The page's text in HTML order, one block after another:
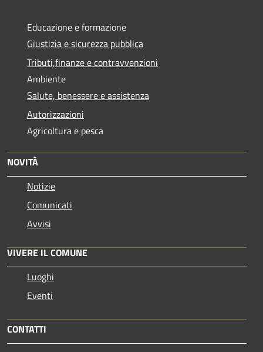
Educazione e formazione
Giustizia e sicurezza pubblica
Tributi,finanze e contravvenzioni
Ambiente
Salute, benessere e assistenza
Autorizzazioni
Agricoltura e pesca
NOVITÀ
Notizie
Comunicati
Avvisi
VIVERE IL COMUNE
Luoghi
Eventi
CONTATTI